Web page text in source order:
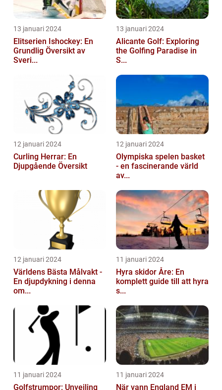
13 januari 2024
Elitserien Ishockey: En
Grundlig Översikt av
Sveri...
13 januari 2024
Alicante Golf: Exploring
the Golfing Paradise in
S...
12 januari 2024
Curling Herrar: En
Djupgående Översikt
12 januari 2024
Olympiska spelen basket
- en fascinerande värld
av...
12 januari 2024
Världens Bästa Målvakt -
En djupdykning i denna
om...
11 januari 2024
Hyra skidor Åre: En
komplett guide till att hyra
s...
11 januari 2024
Golfstrumpor: Unveiling
11 januari 2024
När vann England EM i